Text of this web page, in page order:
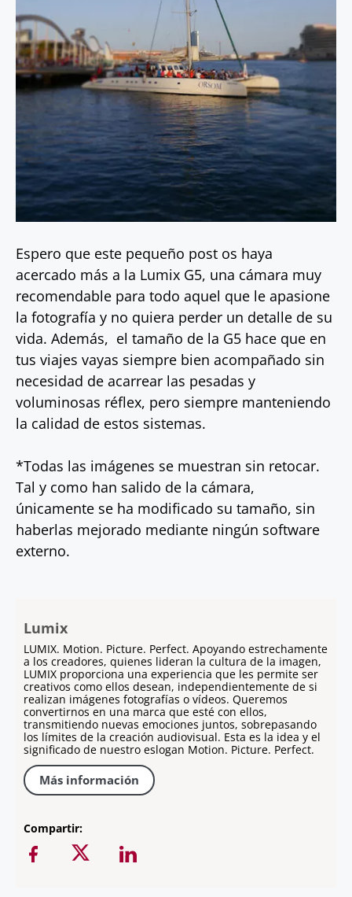
Espero que este pequeño post os haya
acercado más a la Lumix G5, una cámara muy
recomendable para todo aquel que le apasione
la fotografía y no quiera perder un detalle de su
vida. Además, el tamaño de la G5 hace que en
tus viajes vayas siempre bien acompañado sin
necesidad de acarrear las pesadas y
voluminosas réflex, pero siempre manteniendo
la calidad de estos sistemas.
*Todas las imágenes se muestran sin retocar.
Tal y como han salido de la cámara,
únicamente se ha modificado su tamaño, sin
haberlas mejorado mediante ningún software
externo.
Lumix
LUMIX. Motion. Picture. Perfect. Apoyando estrechamente
a los creadores, quienes lideran la cultura de la imagen,
LUMIX proporciona una experiencia que les permite ser
creativos como ellos desean, independientemente de si
realizan imágenes fotografías o vídeos. Queremos
convertirnos en una marca que esté con ellos,
transmitiendo nuevas emociones juntos, sobrepasando
los límites de la creación audiovisual. Esta es la idea y el
significado de nuestro eslogan Motion. Picture. Perfect.
Más información
Compartir: